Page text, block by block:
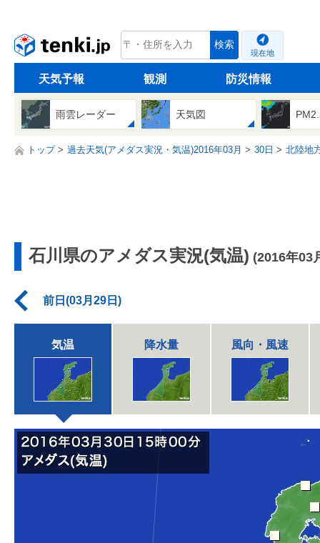
tenki.jp 検索
現在地
天気予報 観測 防災情報
雨雲レーダー 天気図
トップ 過去天気(アメダス実況・気温)2016年03月 30日 北陸地
石川県のアメダス実況(気温) (2016年03
前日(03月29日)
気温 降水量 風向・風速